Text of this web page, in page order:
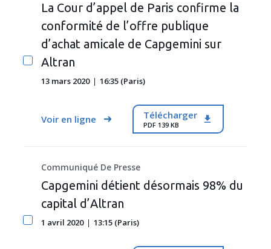
La Cour d’appel de Paris confirme la
conformité de l’offre publique
d’achat amicale de Capgemini sur
Altran
13 mars 2020 16:35 (Paris)
Voir en ligne Télécharger
PDF 139 KB
Communiqué De Presse
Capgemini détient désormais 98% du
capital d’Altran
1 avril 2020 13:15 (Paris)